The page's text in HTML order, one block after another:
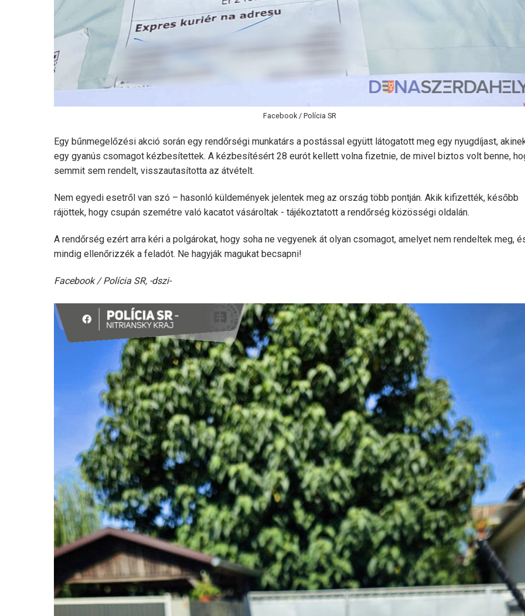
Facebook / Polícia SR
Egy bűnmegelőzési akció során egy rendőrségi munkatárs a postással együtt látogatott meg egy nyugdíjast,
egy gyanús csomagot kézbesítettek. A kézbesítésért 28 eurót kellett volna fizetnie, de mivel biztos volt benne,
semmit sem rendelt, visszautasította az átvételt.
Nem egyedi esetről van szó – hasonló küldemények jelentek meg az ország több pontján. Akik kifizették, később
rájöttek, hogy csupán szemétre való kacatot vásároltak - tájékoztatott a rendőrség közösségi oldalán.
A rendőrség ezért arra kéri a polgárokat, hogy soha ne vegyenek át olyan csomagot, amelyet nem rendeltek meg,
mindig ellenőrizzék a feladót. Ne hagyják magukat becsapni!
Facebook / Polícia SR, -dszi-